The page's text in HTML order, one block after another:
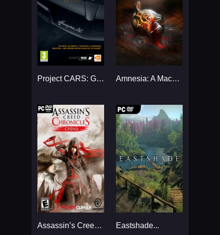
Project CARS: Game of the Year Edition... Amnesia: A Machine for Pigs...
Assassin’s Creed Chronicles: China... Eastshade...